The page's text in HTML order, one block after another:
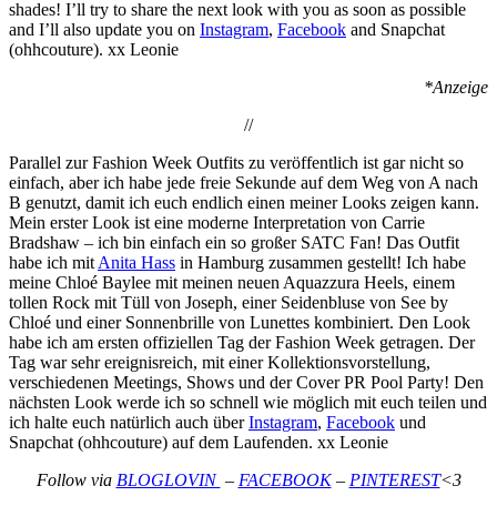
shades! I’ll try to share the next look with you as soon as possible
and I’ll also update you on Instagram, Facebook and Snapchat
(ohhcouture). xx Leonie
*Anzeige
//
Parallel zur Fashion Week Outfits zu veröffentlich ist gar nicht so
einfach, aber ich habe jede freie Sekunde auf dem Weg von A nach
B genutzt, damit ich euch endlich einen meiner Looks zeigen kann.
Mein erster Look ist eine moderne Interpretation von Carrie
Bradshaw – ich bin einfach ein so großer SATC Fan! Das Outfit
habe ich mit Anita Hass in Hamburg zusammen gestellt! Ich habe
meine Chloé Baylee mit meinen neuen Aquazzura Heels, einem
tollen Rock mit Tüll von Joseph, einer Seidenbluse von See by
Chloé und einer Sonnenbrille von Lunettes kombiniert. Den Look
habe ich am ersten offiziellen Tag der Fashion Week getragen. Der
Tag war sehr ereignisreich, mit einer Kollektionsvorstellung,
verschiedenen Meetings, Shows und der Cover PR Pool Party! Den
nächsten Look werde ich so schnell wie möglich mit euch teilen und
ich halte euch natürlich auch überInstagram, Facebook und
Snapchat (ohhcouture) auf dem Laufenden. xx Leonie
Follow via BLOGLOVIN – FACEBOOK– PINTEREST<3